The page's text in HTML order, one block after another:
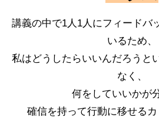
講義の中で1人1人にフィードバ
いるため、
私はどうしたらいいんだろうと
なく、
何をしていいかが
確信を持って行動に移せるカ